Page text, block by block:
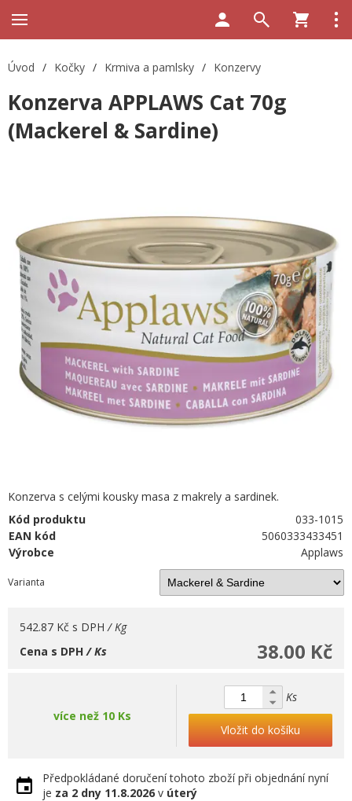
Úvod / Kočky / Krmiva a pamlsky / Konzervy
Konzerva APPLAWS Cat 70g
(Mackerel & Sardine)
Konzerva s celými kousky masa z makrely a sardinek.
Kód produktu
033-1015
EAN kód
5060333433451
Výrobce
Applaws
Varianta
542.87 Kč s DPH / Kg
38.00 Kč
Cena s DPH/ Ks
více než 10 Ks
Ks
Vložit do košíku
Předpokládané doručení tohoto zboží při objednání nyní
je za 2 dny 11.8.2026 v úterý